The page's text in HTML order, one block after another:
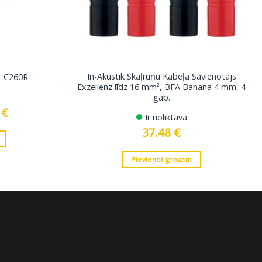
€Current
price
In-Akustik Skaļruņu Kabeļa Savienotājs
Exzellenz līdz 16 mm², BFA Banana 4 mm, 4
gab.
Ir noliktavā
37.48 €
Pievienot grozam